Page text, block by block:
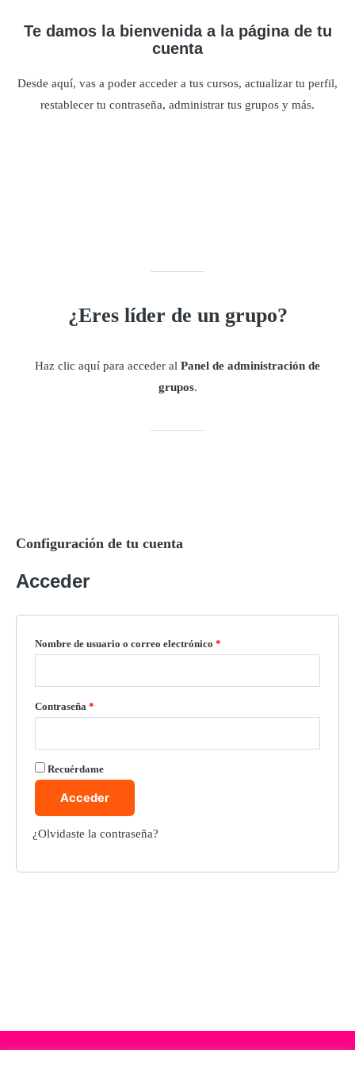
Te damos la bienvenida a la página de tu
cuenta
Desde aquí, vas a poder acceder a tus cursos, actualizar tu perfil,
restablecer tu contraseña, administrar tus grupos y más.
¿Eres líder de un grupo?
Haz clic aquí para acceder al Panel de administración de
grupos.
Configuración de tu cuenta
Acceder
Nombre de usuario o correo electrónico *
Contraseña *
Recuérdame
Acceder
¿Olvidaste la contraseña?